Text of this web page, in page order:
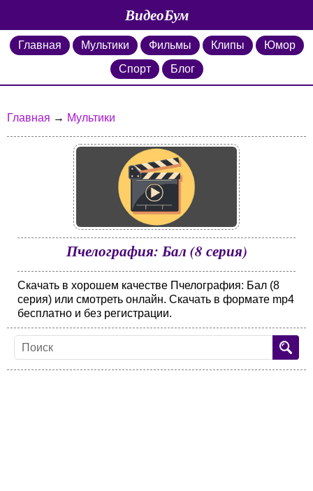
ВидеоБум
Главная Мультики Фильмы Клипы
Юмор
Спорт
Блог
Главная → Мультики
Пчелография: Бал (8 серия)
Скачать в хорошем качестве Пчелография: Бал (8
серия) или смотреть онлайн. Скачать в формате mp4
бесплатно и без регистрации.